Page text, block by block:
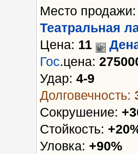
Место продажи:
Театральная
Цена: 11
Гос.цена:
Удар: 4-9
Долговечность:
Сокрушение:
Стойкость:
Уловка: +90%